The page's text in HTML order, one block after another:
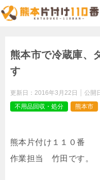
熊本市で冷蔵庫、
す
更新日： 2016年3月22日 公開
不用品回収・処分
熊本市
熊本片付け１１０番
作業担当 竹田です。